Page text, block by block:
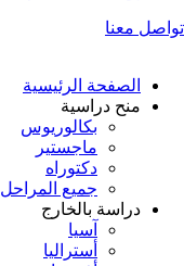
تواصل معنا
الصفحة الرئيسية
منح دراسية
بكالوريوس
ماجستير
دكتوراه
جميع المراحل
دراسة بالخارج
آسيا
أستراليا